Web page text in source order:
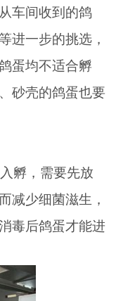
车间收到的鸽
进一步的挑选，
蛋均不适合孵
砂壳的鸽蛋也要
孵，需要先放
减少细菌滋生，
毒后鸽蛋才能进